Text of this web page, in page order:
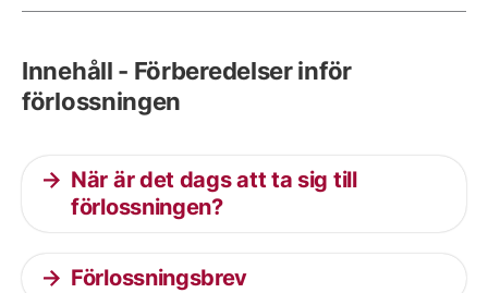
Innehåll - Förberedelser inför
förlossningen
När är det dags att ta sig till
förlossningen?
Förlossningsbrev